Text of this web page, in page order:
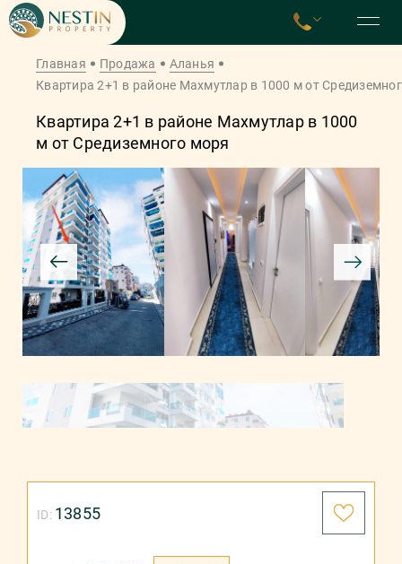
Главная Продажа
Аланья
Квартира 2+1 в районе Махмутлар в 1000 м от
Квартира 2+1 в районе Махмутлар в 1000
м от Средиземного моря
ID: 13855